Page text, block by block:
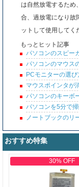
は自然放電するため
合、過放電になり故
ットして使用してく
もっとヒット記事
パソコンのスピー
パソコンのマウス
PCモニターの選び
マウスポインタが
パソコンのキーボ
パソコンを5分で
ノートブックのリ
おすすめ特集
30% OFF